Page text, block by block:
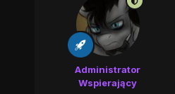
Administrator
Wspierający